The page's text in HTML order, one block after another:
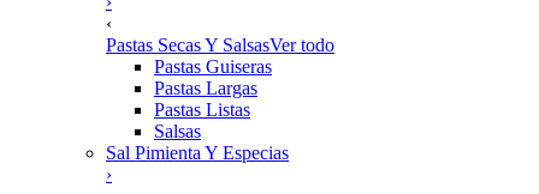
‹
Pastas Secas Y SalsasVer todo
Pastas Guiseras
Pastas Largas
Pastas Listas
Salsas
Sal Pimienta Y Especias
›